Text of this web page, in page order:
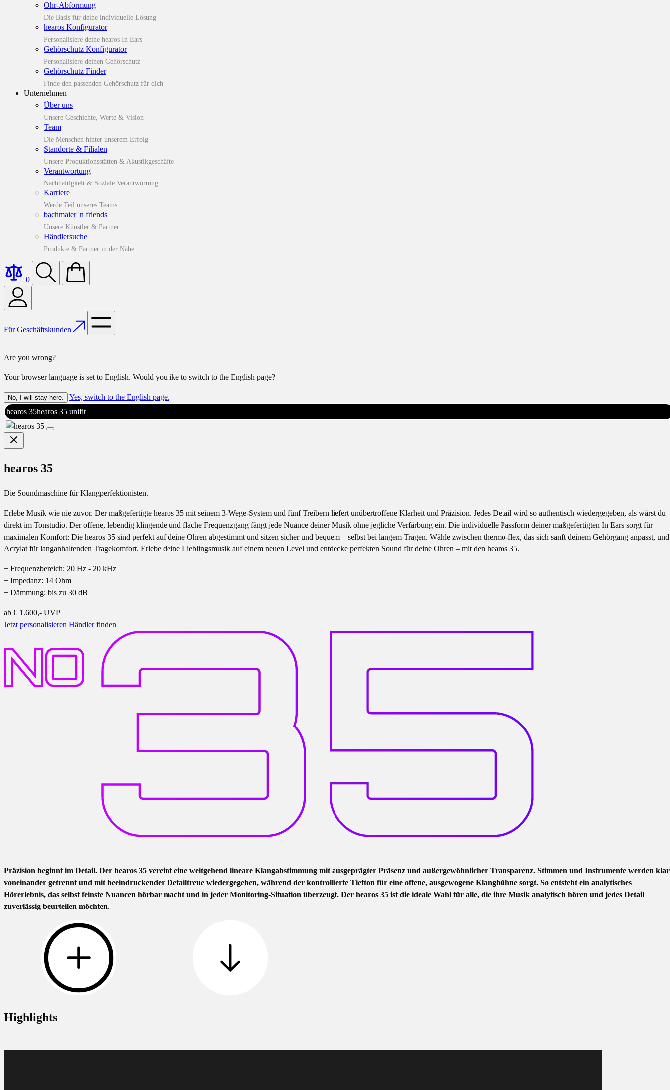
Ohr-Abformung
Die Basis für deine individuelle Lösung
hearos Konfigurator
Personalisiere deine hearos In Ears
Gehörschutz Konfigurator
Personalisiere deinen Gehörschutz
Gehörschutz Finder
Finde den passenden Gehörschutz für dich
Unternehmen
Über uns
Unsere Geschichte, Werte & Vision
Team
Die Menschen hinter unserem Erfolg
Standorte & Filialen
Unsere Produktionsstätten & Akustikgeschäfte
Verantwortung
Nachhaltigkeit & Soziale Verantwortung
Karriere
Werde Teil unseres Teams
bachmaier 'n friends
Unsere Künstler & Partner
Händlersuche
Produkte & Partner in der Nähe
0
Für Geschäftskunden
Are you wrong?
Your browser language is set to English. Would you ike to switch to the English page?
No, I will stay here.
Yes, switch to the English page.
hearos 35hearos 35 unifit
hearos 35
Die Soundmaschine für Klangperfektionisten.
Erlebe Musik wie nie zuvor. Der maßgefertigte hearos 35 mit seinem 3-Wege-System und fünf Treibern liefert unübertroffene Klarheit und Präzision. Jedes Detail wird so authentisch wiedergegeben, als wärst du
direkt im Tonstudio. Der offene, lebendig klingende und flache Frequenzgang fängt jede Nuance deiner Musik ohne jegliche Verfärbung ein. Die individuelle Passform deiner maßgefertigten In Ears sorgt für
maximalen Komfort: Die hearos 35 sind perfekt auf deine Ohren abgestimmt und sitzen sicher und bequem – selbst bei langem Tragen. Wähle zwischen thermo-flex, das sich sanft deinem Gehörgang anpasst, und
Acrylat für langanhaltenden Tragekomfort. Erlebe deine Lieblingsmusik auf einem neuen Level und entdecke perfekten Sound für deine Ohren – mit den hearos 35.
+ Frequenzbereich: 20 Hz - 20 kHz
+ Impedanz: 14 Ohm
+ Dämmung: bis zu 30 dB
ab € 1.600,- UVP
Jetzt personalisieren Händler finden
Präzision beginnt im Detail. Der hearos 35 vereint eine weitgehend lineare Klangabstimmung mit ausgeprägter Präsenz und außergewöhnlicher Transparenz. Stimmen und Instrumente werden klar
voneinander getrennt und mit beeindruckender Detailtreue wiedergegeben, während der kontrollierte Tiefton für eine offene, ausgewogene Klangbühne sorgt. So entsteht ein analytisches
Hörerlebnis, das selbst feinste Nuancen hörbar macht und in jeder Monitoring-Situation überzeugt. Der hearos 35 ist die ideale Wahl für alle, die ihre Musik analytisch hören und jedes Detail
zuverlässig beurteilen möchten.
Highlights